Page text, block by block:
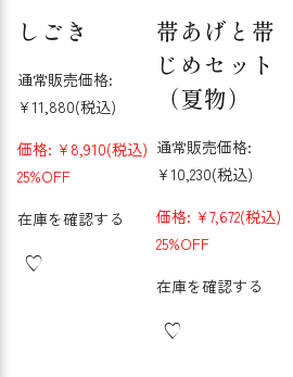
しごき
通常販売価格:
¥11,880(税込)
価格: ¥8,910(税込)
25%OFF
在庫を確認する
帯あげと帯
じめセット
（夏物）
通常販売価格:
¥10,230(税込)
価格: ¥7,672(税込)
25%OFF
在庫を確認する